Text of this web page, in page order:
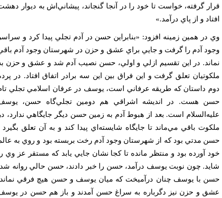
گرفته، خواست تا خود را در آنجا گنجاند، پيشاني‌اش به ديوار دهشت
و از پاي در‌آمد.»
در همين زمينه افزود:‌ «بنابراين حسن در آدم تجلي پيدا كرد و سراسر
آدم را گرفت و جايي براي عشق و حزن در شهرستان وجود آدم باقي
در اين تقسيم ازلي و اولي، حسن نصيب آدم شد و عشق و حزن به
تعلق گرفت و اين فراق بين اين سه برادر اتفاق افتاد. در پرده
داستان كه طريقه عرفاني است، يوسف در عرفان اسلامي تجلي تام
هست. در انديشه اشراقي هم دومين تجلي‌گاه حسن، يوسف
است. بعد از هبوط آدم به زمين حسن ديگر جايگاهي ندارد، در
باقي مي‌ماند تا جايگاه شايسته‌اي پيدا كند و به آن تعلق بگيرد .
مدتي بود كه از شهرستان وجود آدم رخت بربسته بود و روي به عالم
آورده بود و منتظر مانده تا كجا نشان جايي يابد كه مستقر عز وي را
چون نوبت يوسف درآمد، حسن را خبر دادند، حسن حالي روانه شد.
با يوسف چنان در‌آميخت كه ميان يوسف و حسن هيچ فرقي نماند.
و حزن نيز دگرباره به سراغ حسن آمدند و باز هم حسن در يوسف